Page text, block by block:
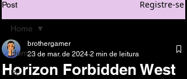
Post Registre-se
Home
Pc
Home
Horizon Forbidden West
brothergamer
23 de mar. de 2024 2 min de leitura